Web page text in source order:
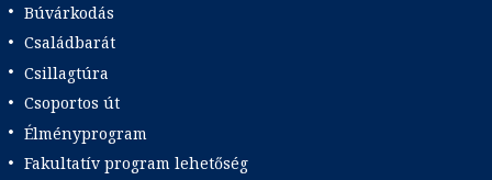
Búvárkodás
Családbarát
Csillagtúra
Csoportos út
Élményprogram
Fakultatív program lehetőség